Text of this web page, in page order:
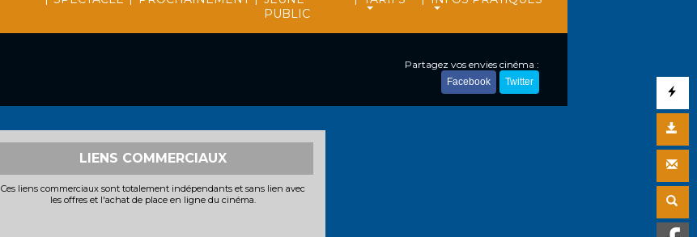
PUBLIC
Partagez vos envies cinéma :
Facebook Twitter
LIENS COMMERCIAUX
Ces liens commerciaux sont totalement indépendants et sans lien avec
les offres et l'achat de place en ligne du cinéma.